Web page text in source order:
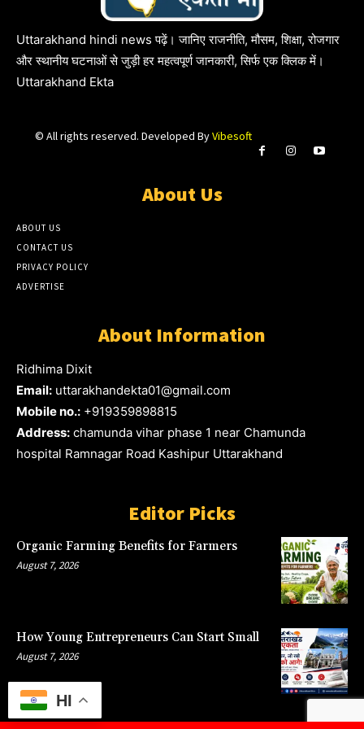
Uttarakhand hindi news पढ़ें। जानिए राजनीति, मौसम, शिक्षा, रोजगार
और स्थानीय घटनाओं से जुड़ी हर महत्वपूर्ण जानकारी, सिर्फ एक क्लिक में।
Uttarakhand Ekta
© All rights reserved. Developed ByVibesoft
About Us
ABOUT US
CONTACT US
PRIVACY POLICY
ADVERTISE
About Information
Ridhima Dixit
Email: uttarakhandekta01@gmail.com
Mobile no.: +919359898815
Address: chamunda vihar phase 1 near Chamunda
hospital Ramnagar Road Kashipur Uttarakhand
Editor Picks
Organic Farming Benefits for Farmers
August 7, 2026
How Young Entrepreneurs Can Start Small
August 7, 2026
HI